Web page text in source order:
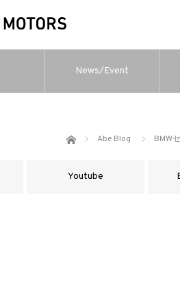
News/Event
ホーム Abe Blog BMW
Youtube